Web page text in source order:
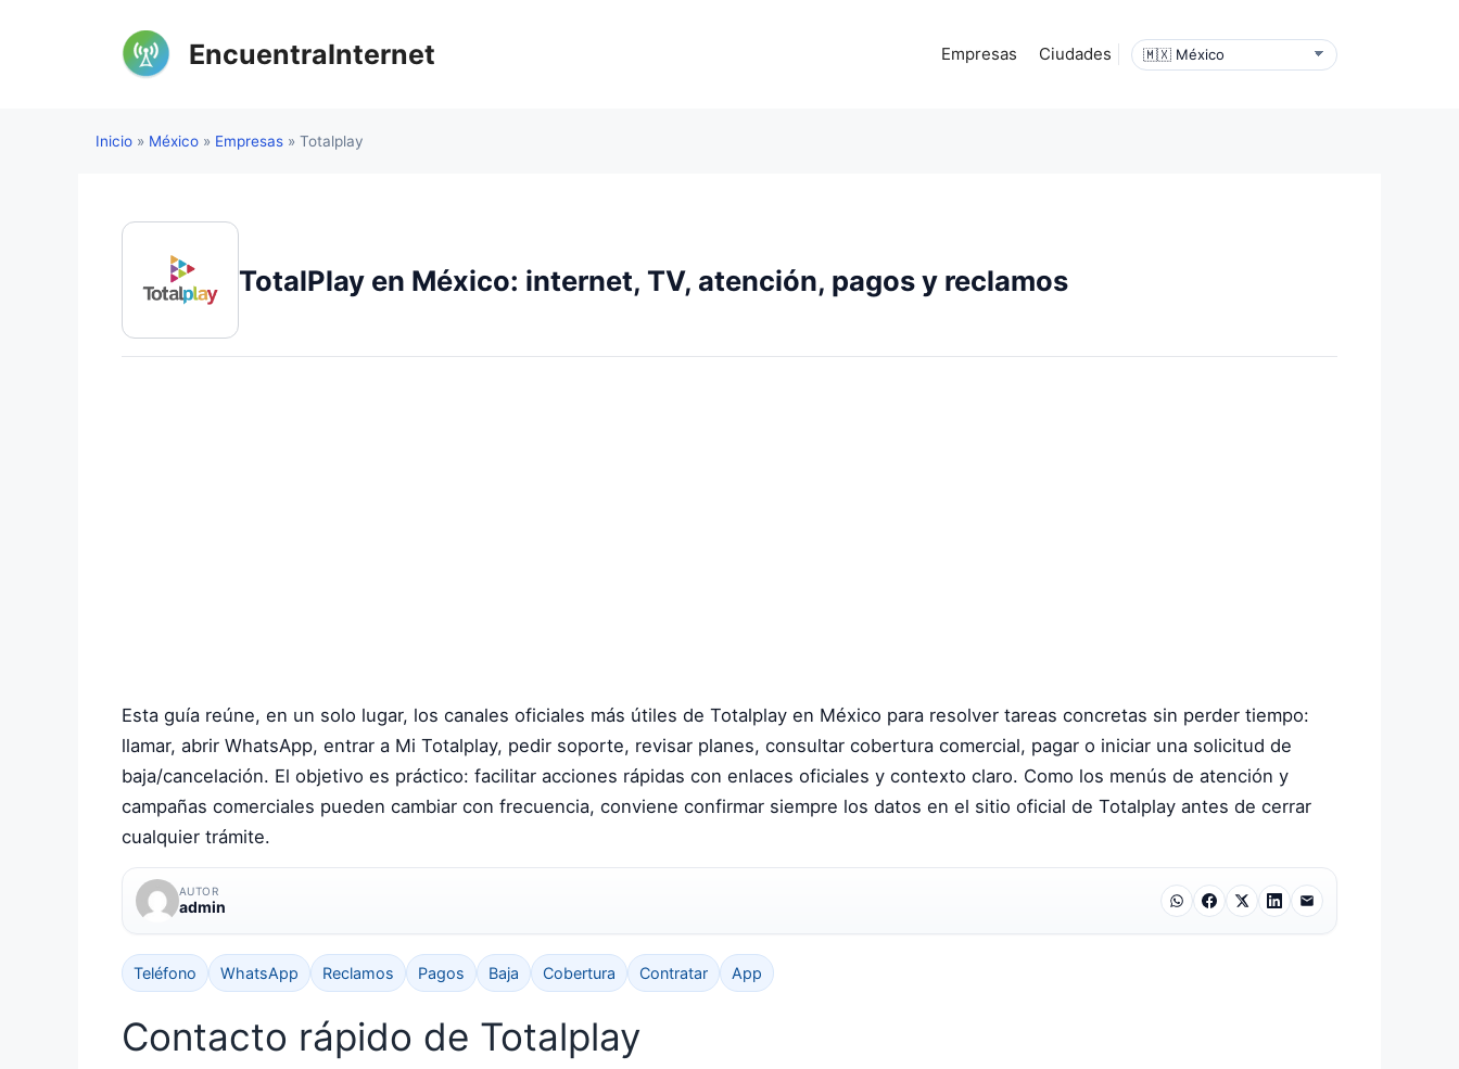
EncuentraInternet Empresas Ciudades
Inicio » México » Empresas » Totalplay
TotalPlay en México: internet, TV, atención, pagos y reclamos
Esta guía reúne, en un solo lugar, los canales oficiales más útiles de Totalplay en México para resolver tareas concretas sin perder tiempo:
llamar, abrir WhatsApp, entrar a Mi Totalplay, pedir soporte, revisar planes, consultar cobertura comercial, pagar o iniciar una solicitud de
baja/cancelación. El objetivo es práctico: facilitar acciones rápidas con enlaces oficiales y contexto claro. Como los menús de atención y
campañas comerciales pueden cambiar con frecuencia, conviene confirmar siempre los datos en el sitio oficial de Totalplay antes de cerrar
cualquier trámite.
AUTOR
admin
Teléfono WhatsApp Reclamos Pagos Baja Cobertura Contratar App
Contacto rápido de Totalplay